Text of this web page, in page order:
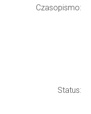
Czasopismo:
Status: